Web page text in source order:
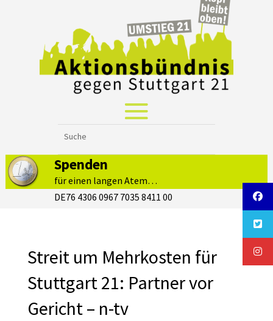
Spenden
für einen langen Atem…
DE76 4306 0967 7035 8411 00
Streit um Mehrkosten für
Stuttgart 21: Partner vor
Gericht – n-tv